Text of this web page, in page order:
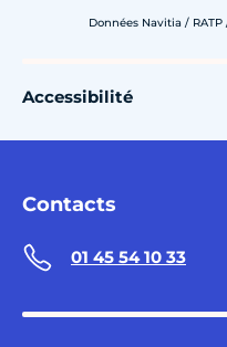
Données Navitia /
Accessibilité
Contacts
01 45 54 10 33